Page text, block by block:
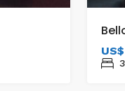
3